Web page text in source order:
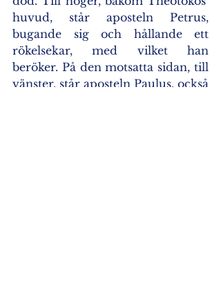
huvud, står aposteln Petrus,
bugande sig och hållande ett
rökelsekar, med vilket han
beröker. På den motsatta sidan, till
vänster, står aposteln Paulus, också